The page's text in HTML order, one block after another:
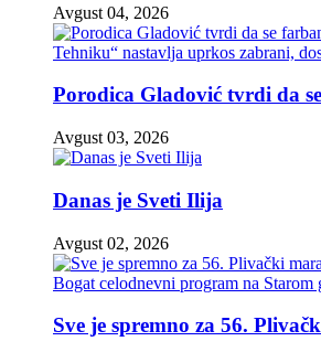
Avgust 04, 2026
Porodica Gladović tvrdi da
Avgust 03, 2026
Danas je Sveti Ilija
Avgust 02, 2026
Sve je spremno za 56.